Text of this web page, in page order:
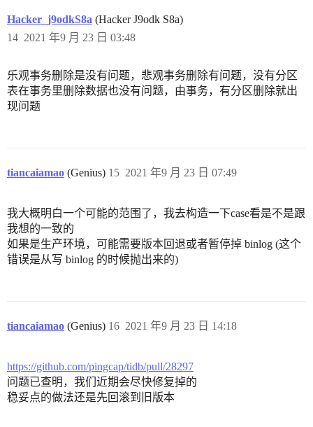
Hacker_j9odkS8a (Hacker J9odk S8a)
2021 年9 月 23 日 03:48
14
乐观事务删除是没有问题，悲观事务删除有问题，没有分区
表在事务里删除数据也没有问题，由事务，有分区删除就出
现问题
tiancaiamao (Genius) 2021 年9 月 23 日 07:49
15
我大概明白一个可能的范围了，我去构造一下case看是不是跟
我想的一致的
如果是生产环境，可能需要版本回退或者暂停掉 binlog (这个
错误是从写 binlog 的时候抛出来的)
tiancaiamao (Genius) 2021 年9 月 23 日 14:18
16
https://github.com/pingcap/tidb/pull/28297
问题已查明，我们近期会尽快修复掉的
稳妥点的做法还是先回滚到旧版本